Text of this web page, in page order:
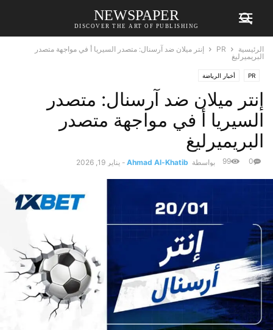
NEWSPAPER
DISCOVER THE ART OF PUBLISHING
الرئيسية PR
إنتر ميلان ضد آرسنال: متصدر السيريا أ في مواجهة متصدر
البريميرليغ
PR أخبار الرياضة
إنتر ميلان ضد آرسنال: متصدر
السيريا أ في مواجهة متصدر
البريميرليغ
بواسطة Ahmad Al-Khatib
- يناير 19, 2026 0
99